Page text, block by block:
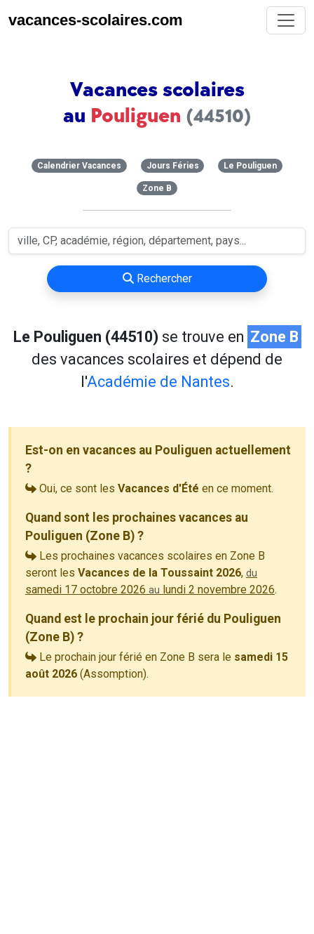
vacances-scolaires.com
Vacances scolaires
au Pouliguen (44510)
Calendrier Vacances Jours Féries Le Pouliguen
Zone B
Rechercher
Le Pouliguen (44510) se trouve en Zone B
des vacances scolaires et dépend de
l'Académie de Nantes.
Est-on en vacances au Pouliguen actuellement
?
Oui, ce sont les Vacances d'Été en ce moment.
Quand sont les prochaines vacances au
Pouliguen (Zone B) ?
Les prochaines vacances scolaires en Zone B
seront les Vacances de la Toussaint 2026, du
samedi 17 octobre 2026 au lundi 2 novembre 2026.
Quand est le prochain jour férié du Pouliguen
(Zone B) ?
Le prochain jour férié en Zone B sera le samedi 15
août 2026 (Assomption).